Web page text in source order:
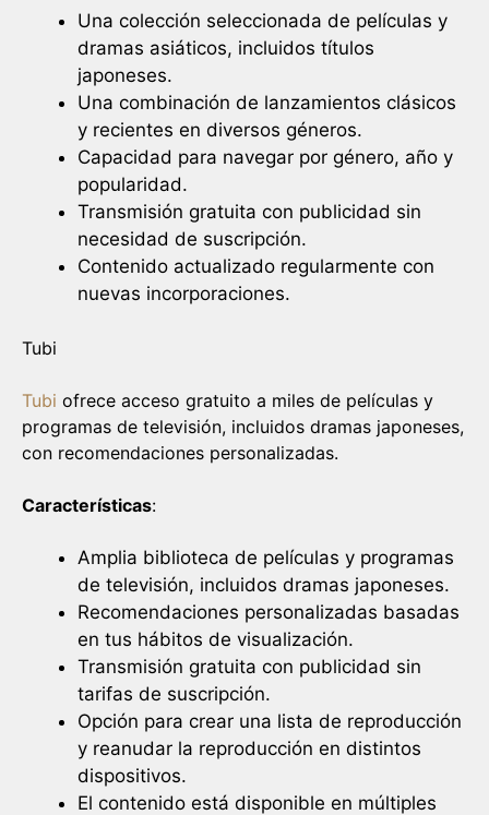
Una colección seleccionada de películas y
dramas asiáticos, incluidos títulos
japoneses.
Una combinación de lanzamientos clásicos
y recientes en diversos géneros.
Capacidad para navegar por género, año y
popularidad.
Transmisión gratuita con publicidad sin
necesidad de suscripción.
Contenido actualizado regularmente con
nuevas incorporaciones.
Tubi
Tubi ofrece acceso gratuito a miles de películas y
programas de televisión, incluidos dramas japoneses,
con recomendaciones personalizadas.
Características:
Amplia biblioteca de películas y programas
de televisión, incluidos dramas japoneses.
Recomendaciones personalizadas basadas
en tus hábitos de visualización.
Transmisión gratuita con publicidad sin
tarifas de suscripción.
Opción para crear una lista de reproducción
y reanudar la reproducción en distintos
dispositivos.
El contenido está disponible en múltiples